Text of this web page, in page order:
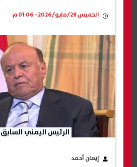
الخميس 28/مايو/2026 - 01:06 م
الرئيس اليمني
إيمان أحمد